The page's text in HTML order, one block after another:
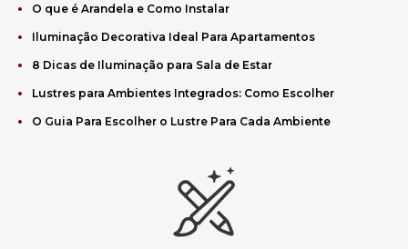
O que é Arandela e Como Instalar
Iluminação Decorativa Ideal Para Apartamentos
8 Dicas de Iluminação para Sala de Estar
Lustres para Ambientes Integrados: Como Escolher
O Guia Para Escolher o Lustre Para Cada Ambiente